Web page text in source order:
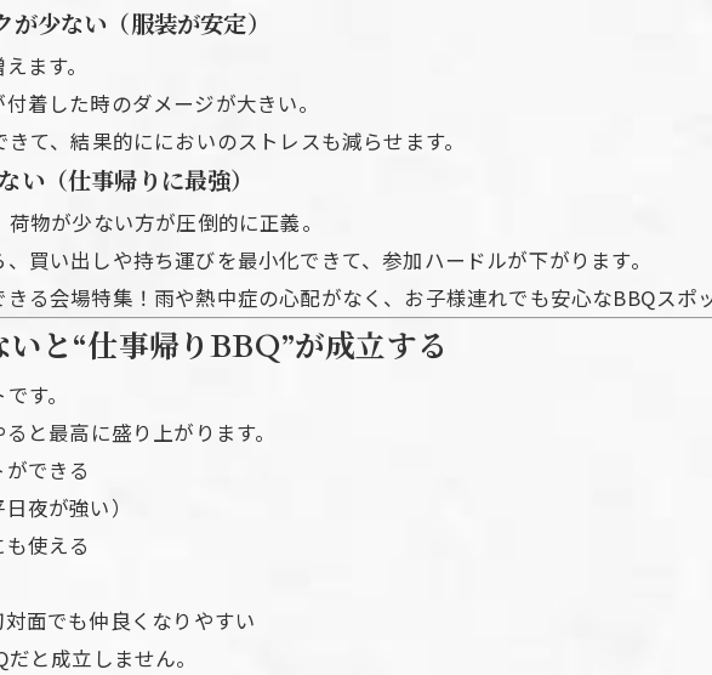
少ない（服装が安定）
ます。
着した時のダメージが大きい。
て、結果的ににおいのストレスも減らせます。
（仕事帰りに最強）
物が少ない方が圧倒的に正義。
買い出しや持ち運びを最小化できて、参加ハードルが下がります。
る会場特集！雨や熱中症の心配がなく、お子様連れでも安心なBBQスポ
と“仕事帰りBBQ”が成立する
す。
と最高に盛り上がります。
できる
夜が強い）
使える
対面でも仲良くなりやすい
と成立しません。